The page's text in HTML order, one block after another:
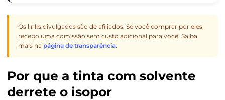
Os links divulgados são de afiliados. Se você comprar por eles,
recebo uma comissão sem custo adicional para você. Saiba
mais na página de transparência.
Por que a tinta com solvente
derrete o isopor